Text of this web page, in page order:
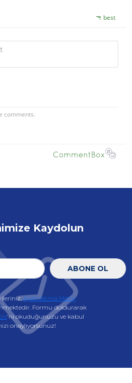
Kaydolun
ABONE OL
Aydınlatma Metni
Formu doldurarak
'ni okuduğunuzu ve kabul
onaylıyorsunuz!